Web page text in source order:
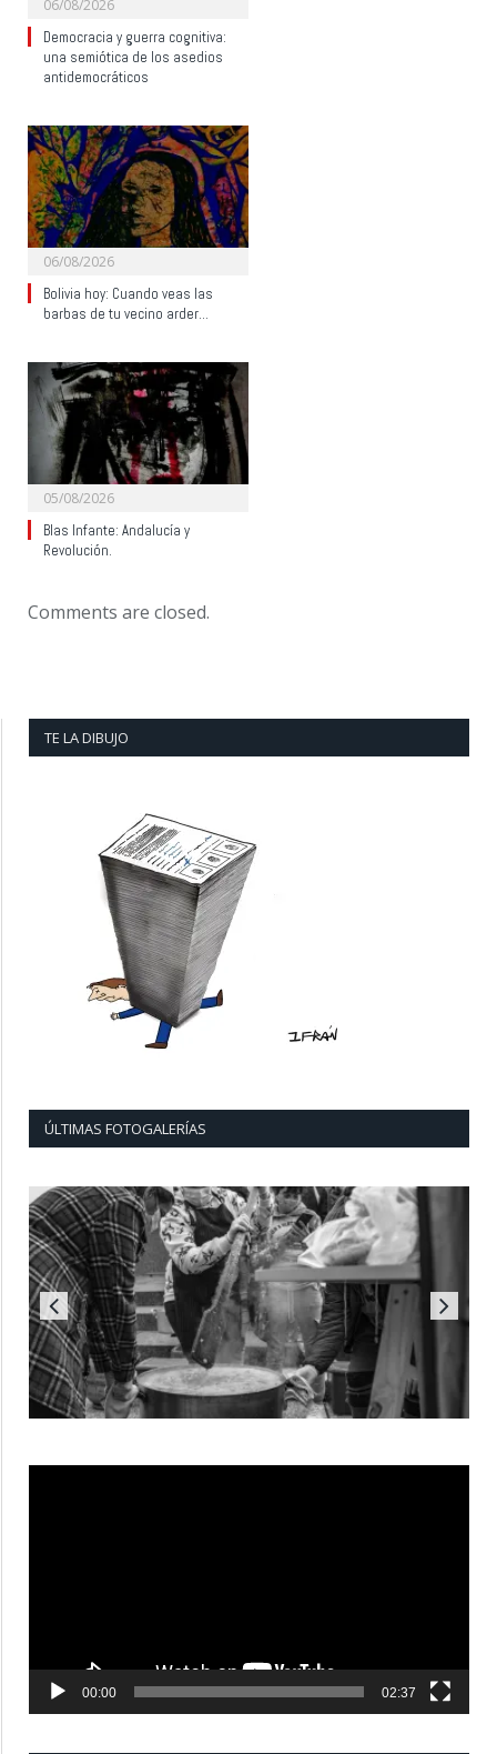
06/08/2026
Democracia y guerra cognitiva:
una semiótica de los asedios
antidemocráticos
06/08/2026
Bolivia hoy: Cuando veas las
barbas de tu vecino arder…
05/08/2026
Blas Infante: Andalucía y
Revolución.
Comments are closed.
TE LA DIBUJO
ÚLTIMAS FOTOGALERÍAS
00:00 02:37